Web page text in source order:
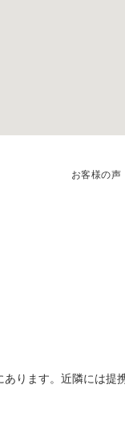
お客様の声
ります。近隣には提